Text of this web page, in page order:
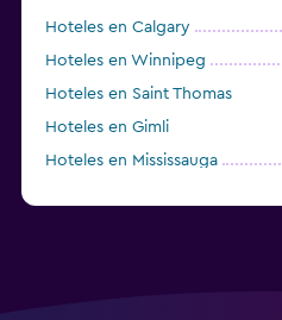
Hoteles en Calgary
Hoteles en Winnipeg
Hoteles en Saint Thomas
Hoteles en Gimli
Hoteles en Mississauga